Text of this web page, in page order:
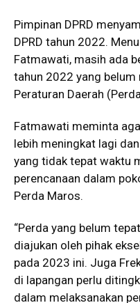
Pimpinan DPRD
DPRD tahun 2022.
Fatmawati, masih ada
tahun 2022 yang belum
Peraturan Daerah
Fatmawati meminta
lebih meningkat lagi
yang tidak tepat waktu
perencanaan dalam
Perda Maros.
“Perda yang belum
diajukan oleh pihak
pada 2023 ini. Juga
di lapangan perlu
dalam melaksanakan